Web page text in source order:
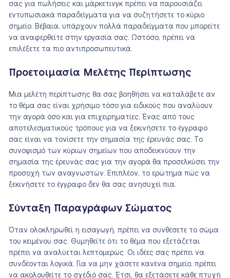
σας για πωλήσεις και μάρκετινγκ πρέπει να παρουσιάζει
εντυπωσιακά παραδείγματα για να συζητήσετε το κύριο
σημείο. Βέβαια, υπάρχουν πολλά παραδείγματα που μπορείτε
να αναφερθείτε στην εργασία σας. Ωστόσο, πρέπει να
επιλέξετε τα πιο αντιπροσωπευτικά.
Προετοιμασία Μελέτης Περίπτωσης
Μια μελέτη περίπτωσης θα σας βοηθήσει να καταλάβετε αν
το θέμα σας είναι χρήσιμο τόσο για ειδικούς που αναλύουν
την αγορά όσο και για επιχειρηματίες. Ένας από τους
αποτελεσματικούς τρόπους για να ξεκινήσετε το έγγραφο
σας είναι να τονίσετε την σημασία της έρευνάς σας. Το
συνοψισμό των κύριων σημείων που αποδεικνύουν την
σημασία της έρευνάς σας για την αγορά θα προσελκύσει την
προσοχή των αναγνωστών. Επιπλέον, το ερώτημα πώς να
ξεκινήσετε το έγγραφο δεν θα σας ανησυχεί πια.
Σύνταξη Παραγράφων Σώματος
Όταν ολοκληρωθεί η εισαγωγή, πρέπει να συνθέσετε το σώμα
του κειμένου σας. Θυμηθείτε ότι το θέμα που εξετάζεται
πρέπει να αναλύεται λεπτομερώς. Οι ιδέες σας πρέπει να
συνδέονται λογικά. Για να μην χάσετε κανένα σημείο, πρέπει
να ακολουθείτε το σχέδιό σας. Έτσι, θα εξετάσετε κάθε πτυχή